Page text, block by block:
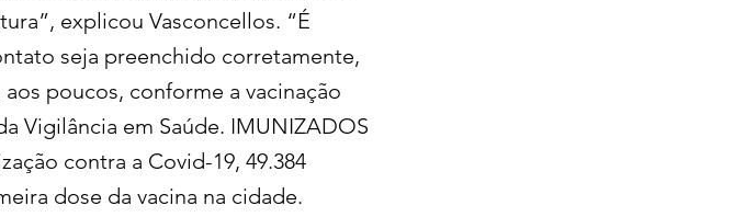
explicou Vasconcellos. “É
seja preenchido corretamente,
poucos, conforme a vacinação
Vigilância em Saúde. IMUNIZADOS
contra a Covid-19, 49.384
dose da vacina na cidade.